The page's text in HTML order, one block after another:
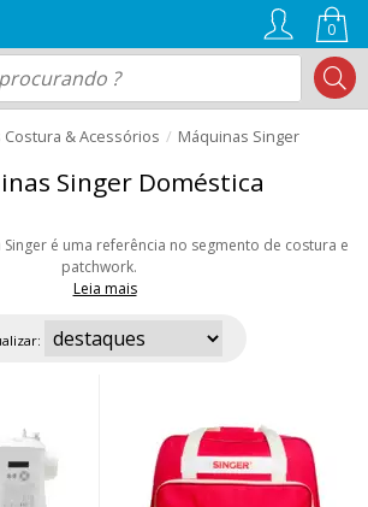
0
Costura & Acessórios Máquinas Singer
Singer Doméstica
é uma referência no segmento de costura e
patchwork.
Leia mais
modelos eletrônicos estão em destaque, trazendo
de pontos às peças. São estáveis,